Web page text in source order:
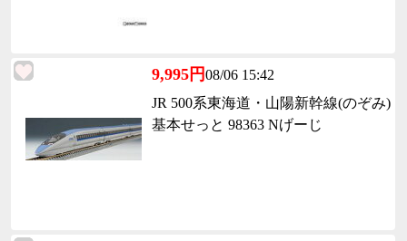
9,995円08/06 15:42
JR 500系東海道・山陽新幹線(のぞみ)
基本せっと 98363 Nげーじ